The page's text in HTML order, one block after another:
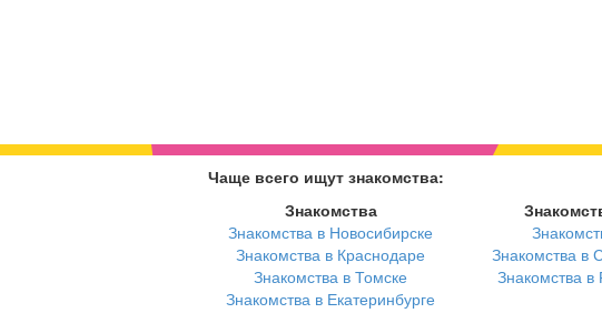
Чаще всего ищут знакомства:
Знакомства
Знакомства в Новосибирске
Знакомства в Краснодаре
Знакомства в Томске
Знакомства в Екатеринбурге
Знакомства в
Знакомства в